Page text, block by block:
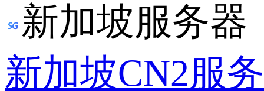
新加坡服务器
新加坡CN2服